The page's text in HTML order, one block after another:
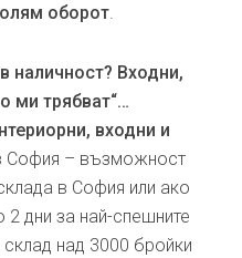
оборот.
наличност? Входни,
ми трябват“…
входни и
София – възможност
в София или ако
дни за най-спешните
над 3000 бройки